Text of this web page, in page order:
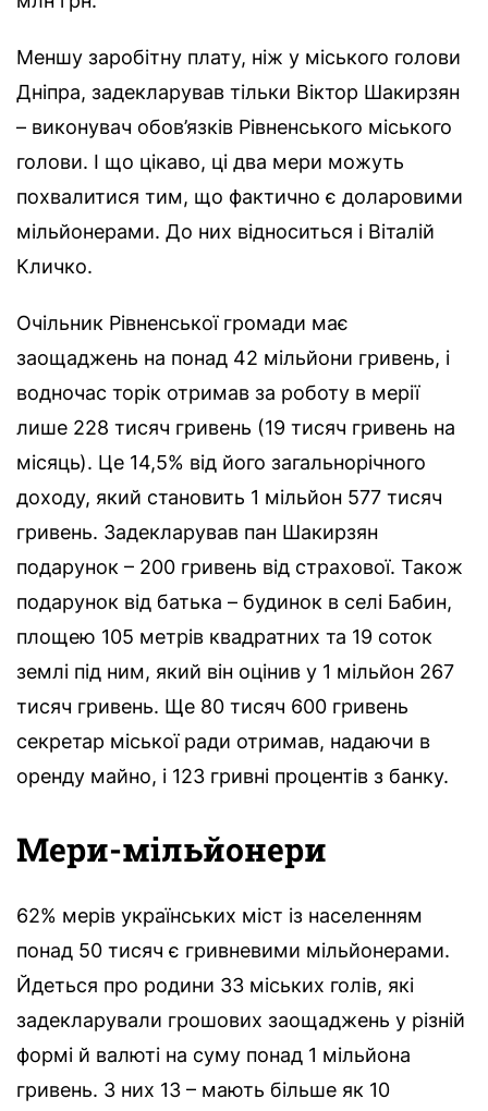
Меншу заробітну плату, ніж у міського голови
Дніпра, задекларував тільки Віктор Шакирзян
– виконувач обов’язків Рівненського міського
голови. І що цікаво, ці два мери можуть
похвалитися тим, що фактично є доларовими
мільйонерами. До них відноситься і Віталій
Кличко.
Очільник Рівненської громади має
заощаджень на понад 42 мільйони гривень, і
водночас торік отримав за роботу в мерії
лише 228 тисяч гривень (19 тисяч гривень на
місяць). Це 14,5% від його загальнорічного
доходу, який становить 1 мільйон 577 тисяч
гривень. Задекларував пан Шакирзян
подарунок – 200 гривень від страхової. Також
подарунок від батька – будинок в селі Бабин,
площею 105 метрів квадратних та 19 соток
землі під ним, який він оцінив у 1 мільйон 267
тисяч гривень. Ще 80 тисяч 600 гривень
секретар міської ради отримав, надаючи в
оренду майно, і 123 гривні процентів з банку.
Мери-мільйонери
62% мерів українських міст із населенням
понад 50 тисяч є гривневими мільйонерами.
Йдеться про родини 33 міських голів, які
задекларували грошових заощаджень у різній
формі й валюті на суму понад 1 мільйона
гривень. З них 13 – мають більше як 10